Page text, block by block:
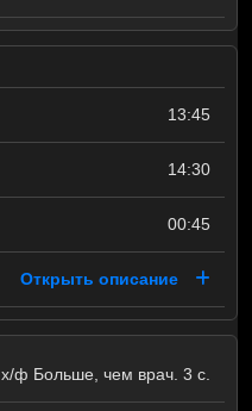
13:45
14:30
00:45
Открыть описание
х/ф Больше, чем врач. 3 с.